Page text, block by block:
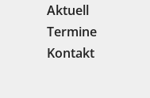
Aktuell
Termine
Kontakt